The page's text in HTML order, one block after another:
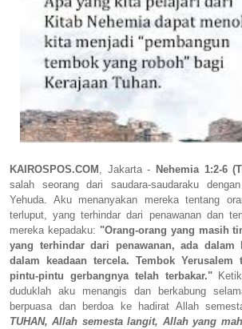
KAIROSPOS.COM , Jakarta - Nehemia 1:2-6
salah seorang dari saudara-saudaraku
Yehuda. Aku menanyakan mereka tentang
terluput, yang terhindar dari penawanan dan
mereka kepadaku: "Orang-orang yang masih
yang terhindar dari penawanan, ada dalam
dalam keadaan tercela. Tembok Yerusalem
pintu-pintu gerbangnya telah terbakar."
duduklah aku menangis dan berkabung
berpuasa dan berdoa ke hadirat Allah
TUHAN, Allah semesta langit, Allah yang